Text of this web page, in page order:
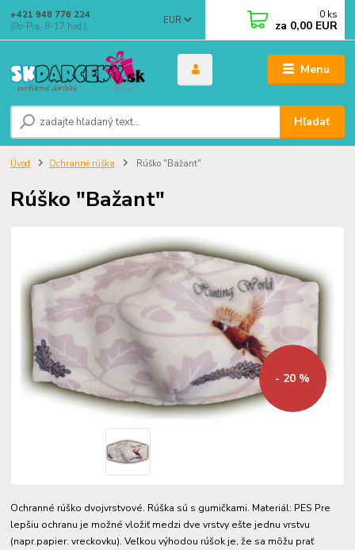
Menu
EUR
Hľadať
+421 948 776 224
(Po-Pia, 8-17 hod.)
0 ks
za 0,00 EUR
Úvod Ochranné rúška Rúško "Bažant"
Rúško "Bažant"
- 20 %
Ochranné rúško dvojvrstvové. Rúška sú s gumičkami. Materiál: PES Pre
lepšiu ochranu je možné vložiť medzi dve vrstvy ešte jednu vrstvu
(napr.papier. vreckovku). Veľkou výhodou rúšok je, že sa môžu prať